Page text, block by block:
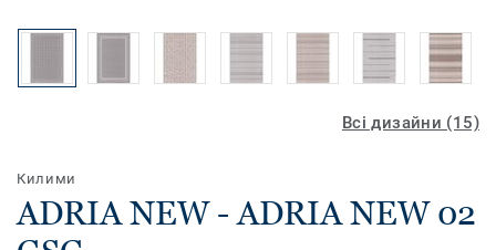
Всі дизайни (15)
Килими
ADRIA NEW - ADRIA NEW 02